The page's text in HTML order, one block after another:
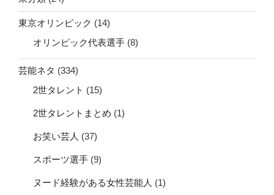
東京オリンピック (14)
オリンピック代表選手 (8)
芸能ネタ (334)
2世タレント (15)
2世タレントまとめ (1)
お笑い芸人 (37)
スポーツ選手 (9)
ヌード経験がある女性芸能人 (1)